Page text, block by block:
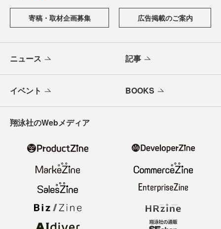
寄稿・取材企画募集 広告掲載のご案内
ニュース 記事
イベント BOOKS
翔泳社のWebメディア